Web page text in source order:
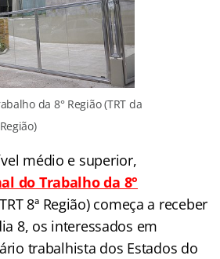
da 8° Região (TRT da
médio e superior,
do Trabalho da 8°
8ª Região) começa a receber
8, os interessados em
trabalhista dos Estados do